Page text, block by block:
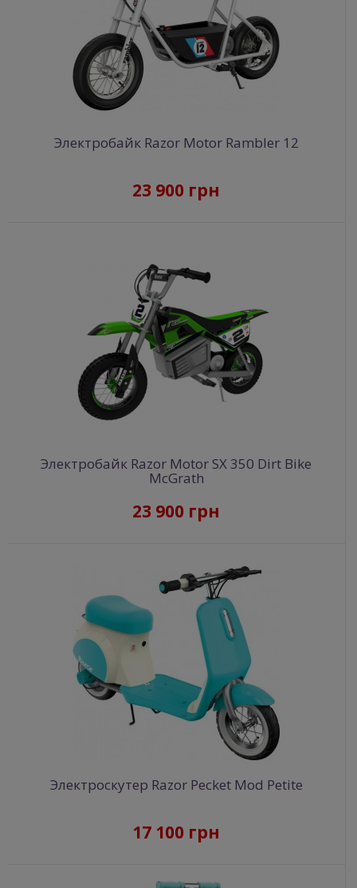
Электробайк Razor Motor Rambler 12
23 900 грн
Электробайк Razor Motor SX 350 Dirt Bike
McGrath
23 900 грн
Электроскутер Razor Pecket Mod Petite
17 100 грн